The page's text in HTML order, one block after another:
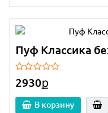
Пуф Классика
2930ք
В корзину